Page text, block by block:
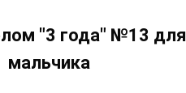
"3 года" №13 для
мальчика